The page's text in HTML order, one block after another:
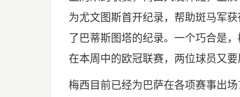
为尤文图斯首开纪录，帮助斑马军
了巴蒂斯图塔的纪录。一个巧合是
在本周中的欧冠联赛，两位球员又要
梅西目前已经为巴萨在各项赛事出